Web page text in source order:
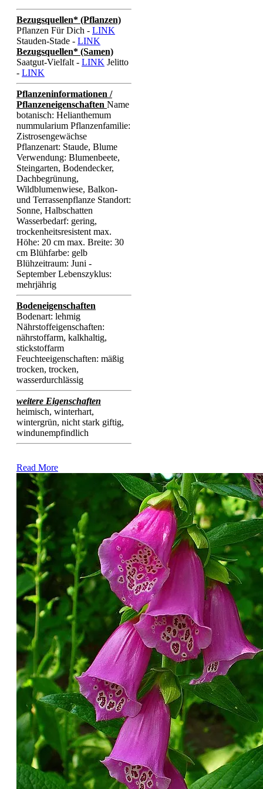
Bezugsquellen* (Pflanzen)
Pflanzen Für Dich - LINK
Stauden-Stade - LINK
Bezugsquellen* (Samen)
Saatgut-Vielfalt - LINK Jelitto
- LINK
Pflanzeninformationen /
Pflanzeneigenschaften Name
botanisch: Helianthemum
nummularium Pflanzenfamilie:
Zistrosengewächse
Pflanzenart: Staude, Blume
Verwendung: Blumenbeete,
Steingarten, Bodendecker,
Dachbegrünung,
Wildblumenwiese, Balkon-
und Terrassenpflanze Standort:
Sonne, Halbschatten
Wasserbedarf: gering,
trockenheitsresistent max.
Höhe: 20 cm max. Breite: 30
cm Blühfarbe: gelb
Blühzeitraum: Juni -
September Lebenszyklus:
mehrjährig
Bodeneigenschaften
Bodenart: lehmig
Nährstoffeigenschaften:
nährstoffarm, kalkhaltig,
stickstoffarm
Feuchteeigenschaften: mäßig
trocken, trocken,
wasserdurchlässig
weitere Eigenschaften
heimisch, winterhart,
wintergrün, nicht stark giftig,
windunempfindlich
Read More